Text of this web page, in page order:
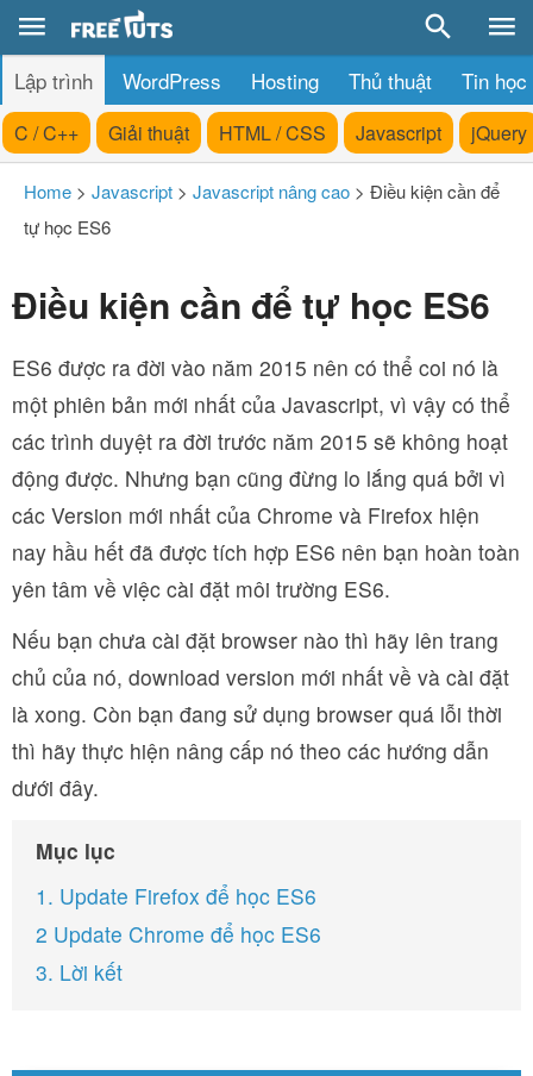
Lập trình WordPress Hosting Thủ thuật Tin học
C / C++ Giải thuật HTML / CSS Javascript jQuery
Home > Javascript > Javascript nâng cao > Điều kiện cần để
tự học ES6
Điều kiện cần để tự học ES6
ES6 được ra đời vào năm 2015 nên có thể coi nó là
một phiên bản mới nhất của Javascript, vì vậy có thể
các trình duyệt ra đời trước năm 2015 sẽ không hoạt
động được. Nhưng bạn cũng đừng lo lắng quá bởi vì
các Version mới nhất của Chrome và Firefox hiện
nay hầu hết đã được tích hợp ES6 nên bạn hoàn toàn
yên tâm về việc cài đặt môi trường ES6.
Nếu bạn chưa cài đặt browser nào thì hãy lên trang
chủ của nó, download version mới nhất về và cài đặt
là xong. Còn bạn đang sử dụng browser quá lỗi thời
thì hãy thực hiện nâng cấp nó theo các hướng dẫn
dưới đây.
Mục lục
1. Update Firefox để học ES6
2 Update Chrome để học ES6
3. Lời kết